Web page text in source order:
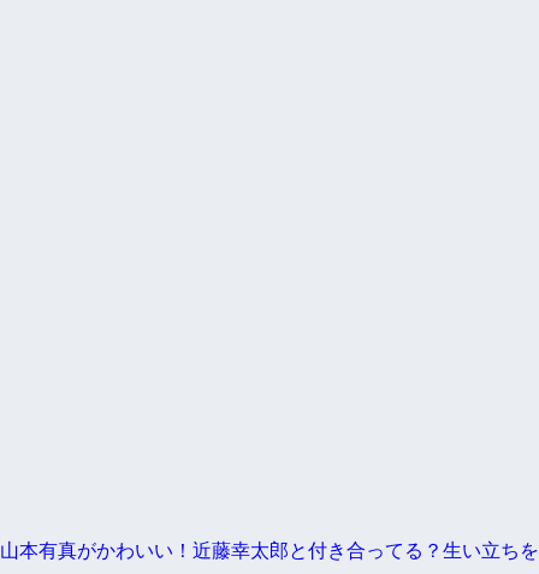
山本有真がかわいい！近藤幸太郎と付き合ってる？生い立ちを